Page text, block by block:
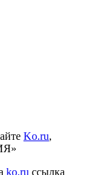
Ko.ru,
ko.ru ссылка